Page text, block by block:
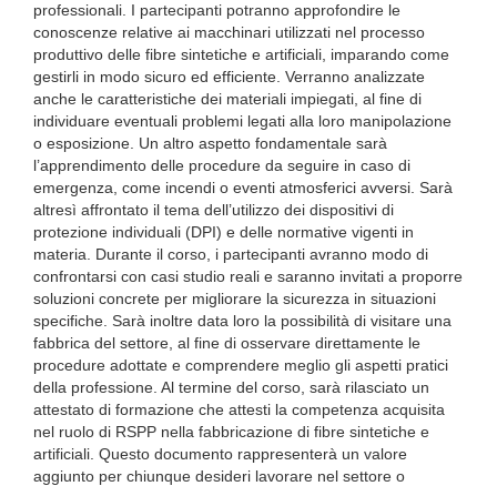
professionali. I partecipanti potranno approfondire le
conoscenze relative ai macchinari utilizzati nel processo
produttivo delle fibre sintetiche e artificiali, imparando come
gestirli in modo sicuro ed efficiente. Verranno analizzate
anche le caratteristiche dei materiali impiegati, al fine di
individuare eventuali problemi legati alla loro manipolazione
o esposizione. Un altro aspetto fondamentale sarà
l’apprendimento delle procedure da seguire in caso di
emergenza, come incendi o eventi atmosferici avversi. Sarà
altresì affrontato il tema dell’utilizzo dei dispositivi di
protezione individuali (DPI) e delle normative vigenti in
materia. Durante il corso, i partecipanti avranno modo di
confrontarsi con casi studio reali e saranno invitati a proporre
soluzioni concrete per migliorare la sicurezza in situazioni
specifiche. Sarà inoltre data loro la possibilità di visitare una
fabbrica del settore, al fine di osservare direttamente le
procedure adottate e comprendere meglio gli aspetti pratici
della professione. Al termine del corso, sarà rilasciato un
attestato di formazione che attesti la competenza acquisita
nel ruolo di RSPP nella fabbricazione di fibre sintetiche e
artificiali. Questo documento rappresenterà un valore
aggiunto per chiunque desideri lavorare nel settore o